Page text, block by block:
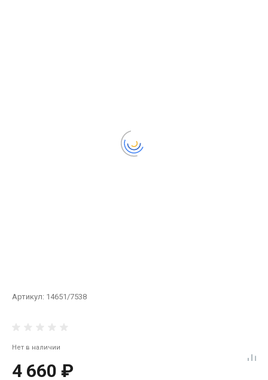
Артикул: 14651/7538
Нет в наличии
4 660 ₽